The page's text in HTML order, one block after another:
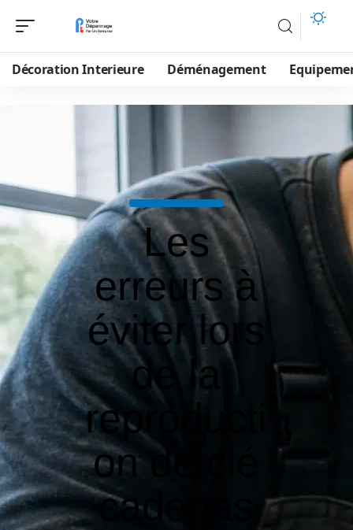
Décoration Interieure Déménagement
Les
erreurs à
éviter lors
de la
reproducti
on de clé
cadenas